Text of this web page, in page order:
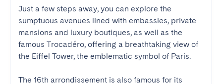
Just a few steps away, you can explore the
sumptuous avenues lined with embassies, private
mansions and luxury boutiques, as well as the
famous Trocadéro, offering a breathtaking view of
the Eiffel Tower, the emblematic symbol of Paris.
The 16th arrondissement is also famous for its